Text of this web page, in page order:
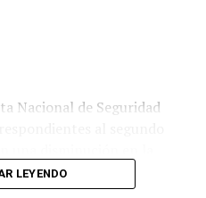
Nacional de Seguridad
la población de 18 años y
de Naucalpan de Juárez,
LEYENDO